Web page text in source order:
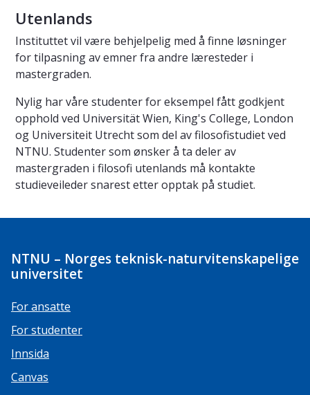
Utenlands
Instituttet vil være behjelpelig med å finne løsninger
for tilpasning av emner fra andre læresteder i
mastergraden.
Nylig har våre studenter for eksempel fått godkjent
opphold ved Universität Wien, King's College, London
og Universiteit Utrecht som del av filosofistudiet ved
NTNU. Studenter som ønsker å ta deler av
mastergraden i filosofi utenlands må kontakte
studieveileder snarest etter opptak på studiet.
NTNU – Norges teknisk-naturvitenskapelige
universitet
For ansatte
For studenter
Innsida
Canvas